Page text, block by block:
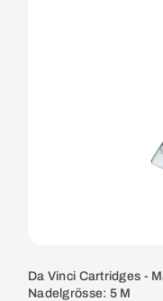
Da Vinci Cartridges -
Nadelgrösse: 5 M